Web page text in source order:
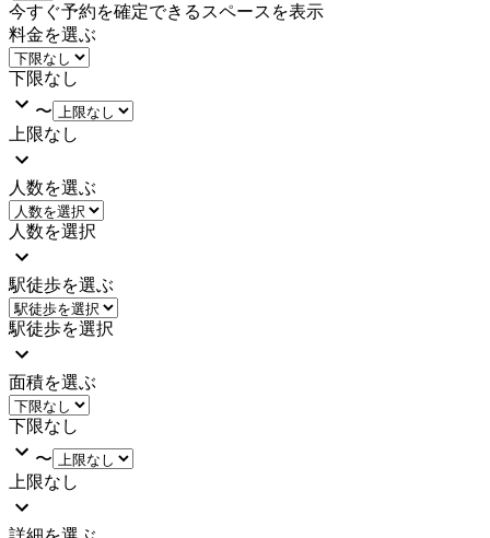
今すぐ予約を確定できるスペースを表示
料金を選ぶ
下限なし
〜
上限なし
人数を選ぶ
人数を選択
駅徒歩を選ぶ
駅徒歩を選択
面積を選ぶ
下限なし
〜
上限なし